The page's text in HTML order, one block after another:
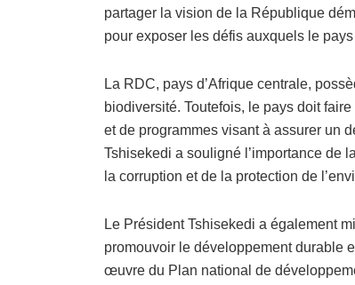
partager la vision de la République
pour exposer les défis auxquels le
La RDC, pays d’Afrique centrale,
biodiversité. Toutefois, le pays doit
et de programmes visant à assurer un
Tshisekedi a souligné l’importance de
la corruption et de la protection de
Le Président Tshisekedi a également
promouvoir le développement durable
œuvre du Plan national de